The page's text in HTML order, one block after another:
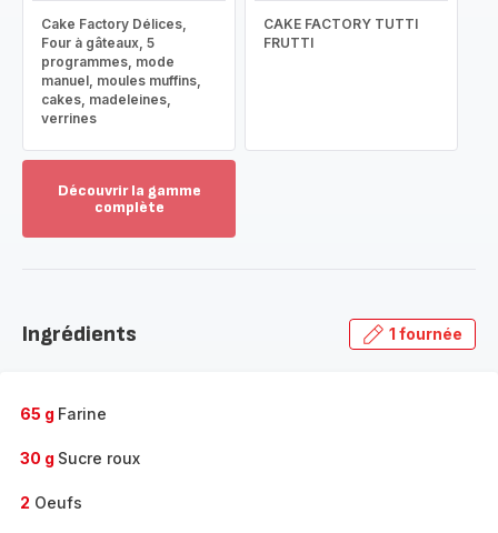
Cake Factory Délices,
Four à gâteaux, 5
programmes, mode
manuel, moules muffins,
cakes, madeleines,
verrines
CAKE FACTORY TUTTI
FRUTTI
Découvrir la gamme
complète
gamme
Ingrédients 1 fournée
65 g Farine
30 g Sucre roux
2 Oeufs